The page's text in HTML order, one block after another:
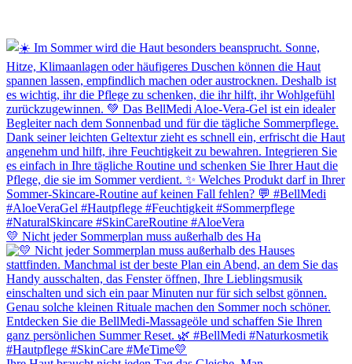
💛 Nicht jeder Sommerplan muss außerhalb des Ha